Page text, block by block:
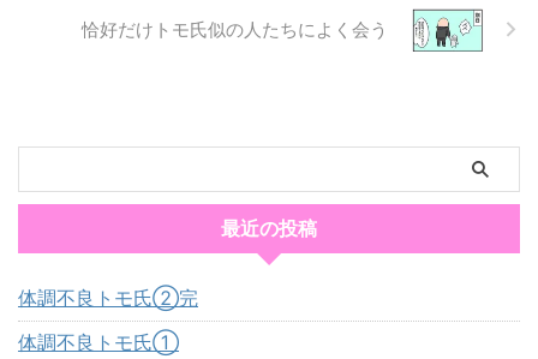
恰好だけトモ氏似の人たちによく会う
最近の投稿
体調不良トモ氏②完
体調不良トモ氏①